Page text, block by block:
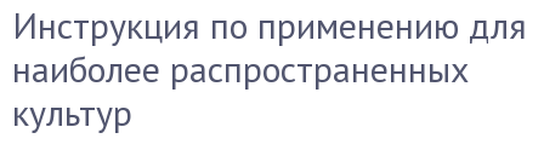
Инструкция по применению для
наиболее распространенных
культур